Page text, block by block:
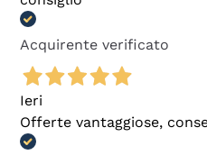
Acquirente verificato
Ieri
Offerte vantaggiose,